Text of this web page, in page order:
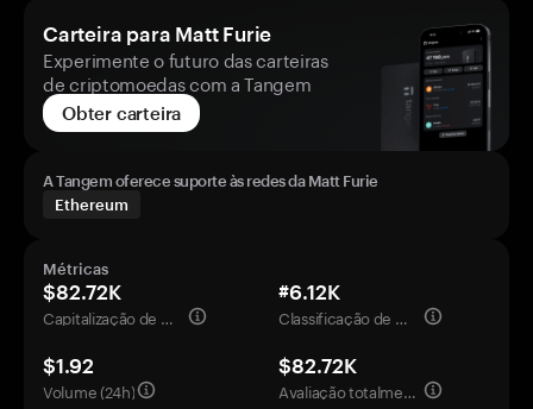
Carteira para Matt Furie
Experimente o futuro das carteiras
de criptomoedas com a Tangem
Obter carteira
A Tangem oferece suporte às redes da Matt Furie
Ethereum
Métricas
$82.72K
Capitalização de mercado
#6.12K
Classificação de mercado
$1.92
Volume (24h)
$82.72K
Avaliação totalmente diluída